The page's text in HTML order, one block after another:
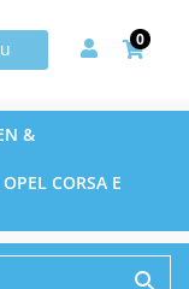
0
&
CORSA E